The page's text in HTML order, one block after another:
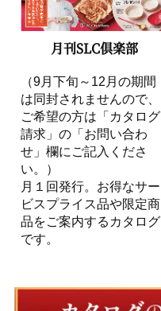
月刊SLC倶楽部
（9月下旬～12月の期間
は同封されませんので、
ご希望の方は「カタログ
請求」の「お問い合わ
せ」欄にご記入くださ
い。）
月１回発行。お得なサー
ビスプライス品や限定商
品をご案内するカタログ
です。